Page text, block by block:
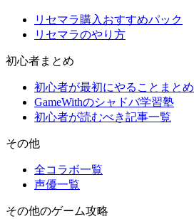
リセマラ購入おすすめパック
リセマラのやり方
初心者まとめ
初心者が最初にやることまとめ
GameWithのシャドバ学習塾
初心者が読むべき記事一覧
その他
全コラボ一覧
声優一覧
その他のゲーム攻略